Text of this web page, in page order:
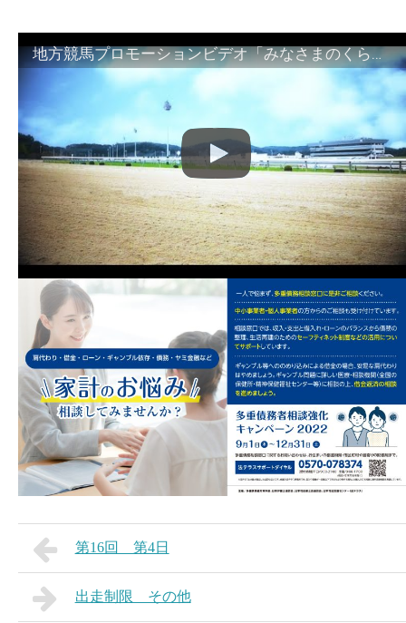
地方競馬プロモーションビデオ「みなさまのくらしのために」30秒篇｜NAR公式
第16回 第4日
出走制限 その他